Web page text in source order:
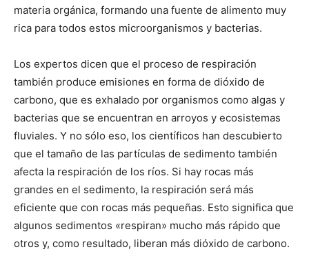
materia orgánica, formando una fuente de alimento muy
rica para todos estos microorganismos y bacterias.
Los expertos dicen que el proceso de respiración
también produce emisiones en forma de dióxido de
carbono, que es exhalado por organismos como algas y
bacterias que se encuentran en arroyos y ecosistemas
fluviales. Y no sólo eso, los científicos han descubierto
que el tamaño de las partículas de sedimento también
afecta la respiración de los ríos. Si hay rocas más
grandes en el sedimento, la respiración será más
eficiente que con rocas más pequeñas. Esto significa que
algunos sedimentos «respiran» mucho más rápido que
otros y, como resultado, liberan más dióxido de carbono.